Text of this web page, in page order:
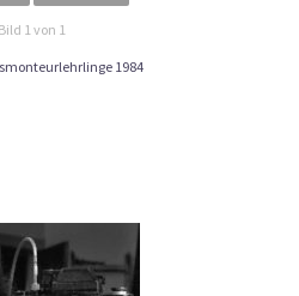
Bild 1 von 1
1984